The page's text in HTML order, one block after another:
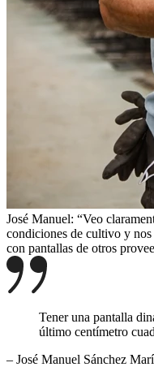
José Manuel: “Veo
condiciones de cultivo y
con pantallas de otros
Tener una pantalla
último centímetro
– José Manuel Sánchez